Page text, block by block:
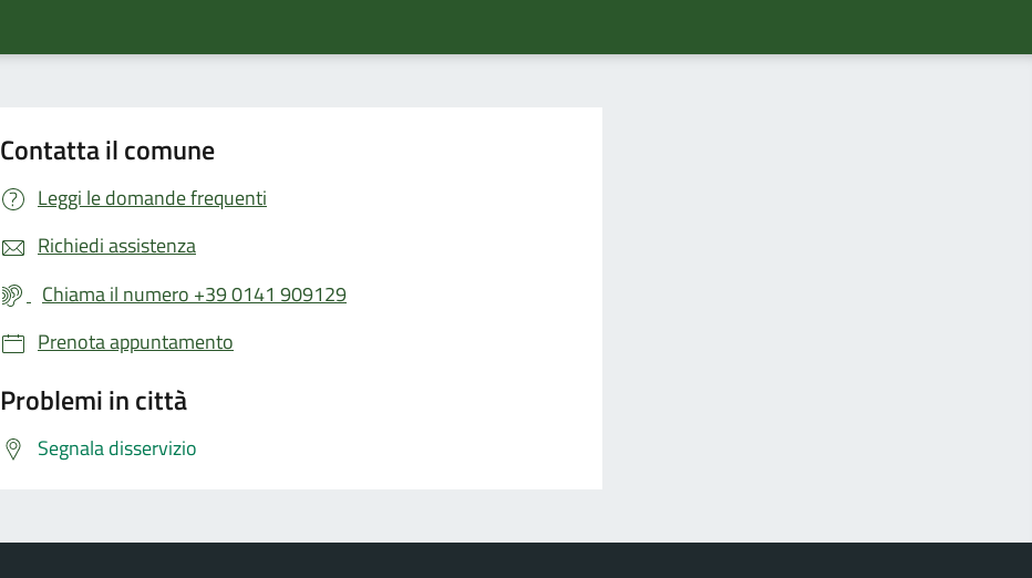
Contatta il comune
Leggi le domande frequenti
Richiedi assistenza
Chiama il numero +39 0141 909129
Prenota appuntamento
Problemi in città
Segnala disservizio